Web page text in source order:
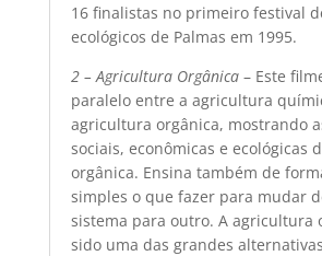
16 finalistas no primeiro festival
ecológicos de Palmas em 1995.
2 – Agricultura Orgânica– Este
paralelo entre a agricultura
agricultura orgânica, mostrando
sociais, econômicas e ecológicas
orgânica. Ensina também de
simples o que fazer para mudar
sistema para outro. A agricultura
sido uma das grandes